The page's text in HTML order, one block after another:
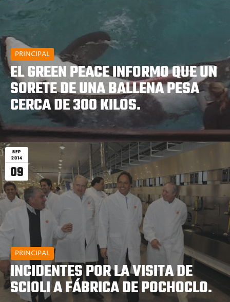
PRINCIPAL
EL GREEN PEACE INFORMO QUE UN
SORETE DE UNA BALLENA PESA
CERCA DE 300 KILOS.
SEP
2014
09
PRINCIPAL
INCIDENTES POR LA VISITA DE
SCIOLI A FÁBRICA DE POCHOCLO.